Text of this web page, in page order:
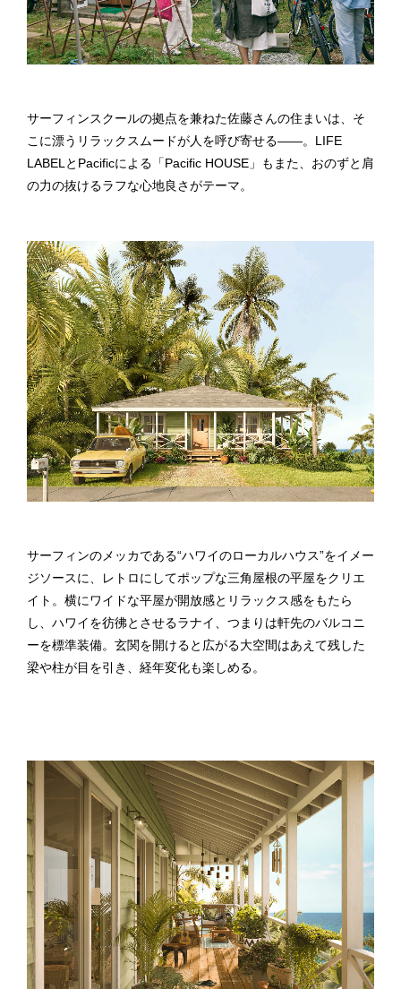
サーフィンスクールの拠点を兼ねた佐藤さんの住まいは、そ
こに漂うリラックスムードが人を呼び寄せる——。LIFE
LABELとPacificによる「Pacific HOUSE」もまた、おのずと肩
の力の抜けるラフな心地良さがテーマ。
サーフィンのメッカである“ハワイのローカルハウス”をイメー
ジソースに、レトロにしてポップな三角屋根の平屋をクリエ
イト。横にワイドな平屋が開放感とリラックス感をもたら
し、ハワイを彷彿とさせるラナイ、つまりは軒先のバルコニ
ーを標準装備。玄関を開けると広がる大空間はあえて残した
梁や柱が目を引き、経年変化も楽しめる。